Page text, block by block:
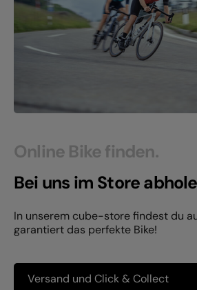
Online Bike finden.
Bei uns im Store
In unserem cube-store findest du
garantiert das perfekte Bike!
Versand und Click & Collect